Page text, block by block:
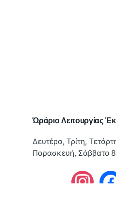
Ώράριο Λειτουργίας
Δευτέρα, Τρίτη,
Παρασκευή, Σάββατο